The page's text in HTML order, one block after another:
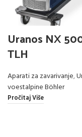
Uranos NX
TLH
Aparati za zavarivanje,
voestalpine Böhler
Pročitaj Više